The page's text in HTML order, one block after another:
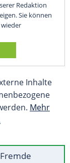
Redaktion
Sie können
Inhalte
Mehr